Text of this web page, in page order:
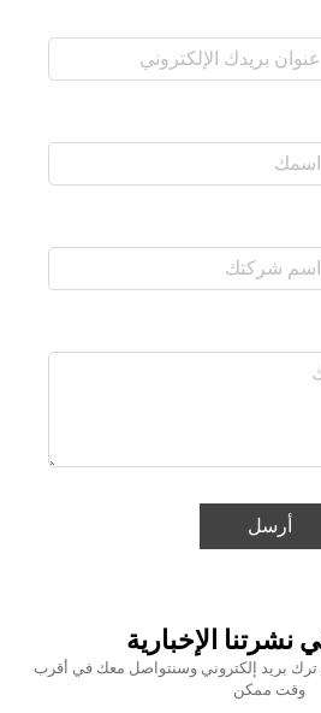
أرسل
نشرتنا الإخبارية
ترك بريد إلكتروني وسنتواصل معك في أقرب
وقت ممكن